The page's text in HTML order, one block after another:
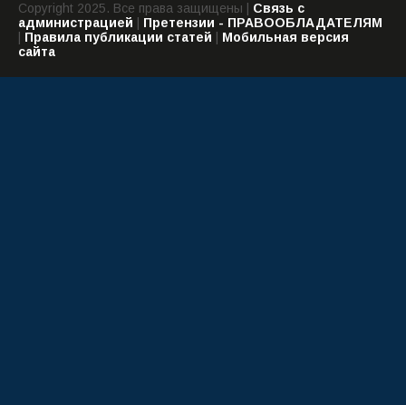
Copyright 2025. Все права защищены | Связь с
администрацией
Претензии - ПРАВООБЛАДАТЕЛЯМ
Правила публикации статей
Мобильная версия
сайта